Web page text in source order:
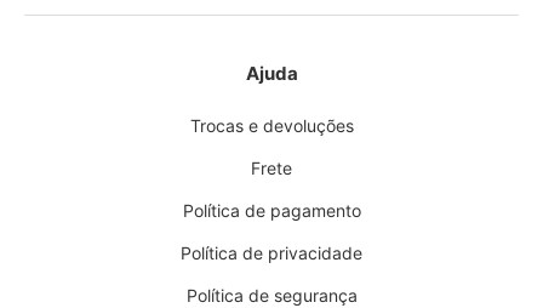
Ajuda
Trocas e devoluções
Frete
Política de pagamento
Política de privacidade
Política de segurança